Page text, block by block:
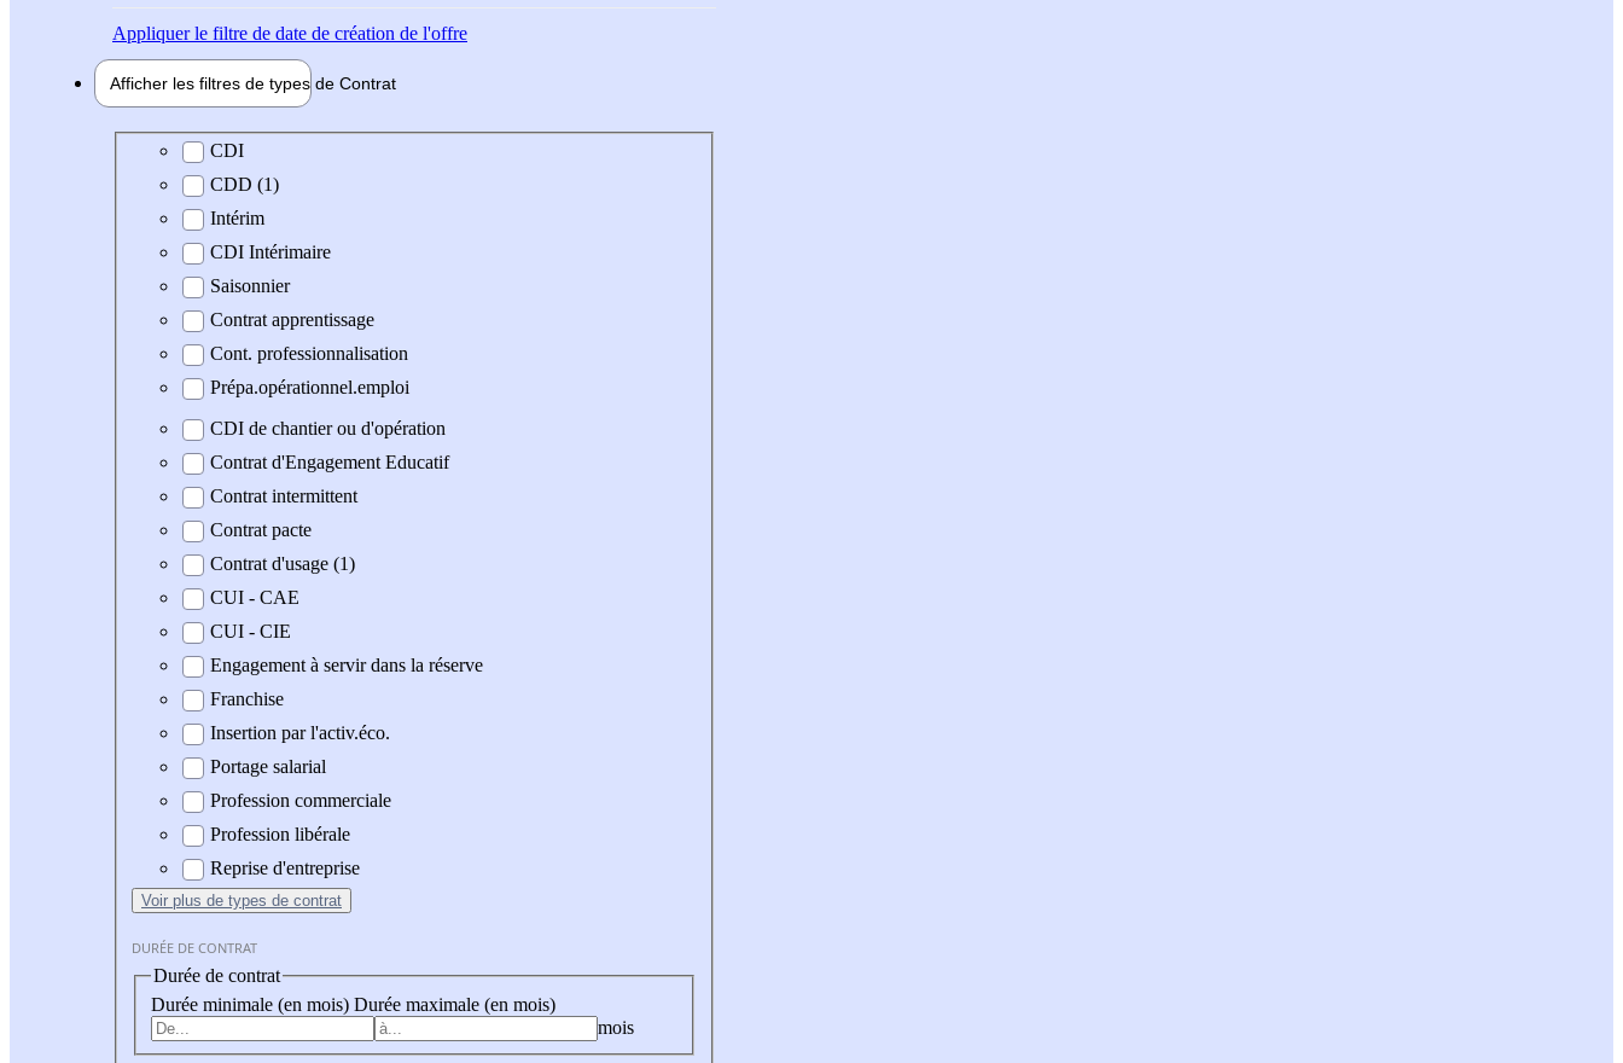
Appliquerle filtre de date de création de l'offre
Afficher les filtres de types de Contrat
Type de contrat
CDI
CDD (1)
Intérim
CDI Intérimaire
Saisonnier
Contrat apprentissage
Cont. professionnalisation
Prépa.opérationnel.emploi
CDI de chantier ou d'opération
Contrat d'Engagement Educatif
Contrat intermittent
Contrat pacte
Contrat d'usage (1)
CUI - CAE
CUI - CIE
Engagement à servir dans la réserve
Franchise
Insertion par l'activ.éco.
Portage salarial
Profession commerciale
Profession libérale
Reprise d'entreprise
Voir plus de types de contrat
DURÉE DE CONTRAT
Durée de contrat
Durée minimale (en mois) Durée maximale (en mois)
mois